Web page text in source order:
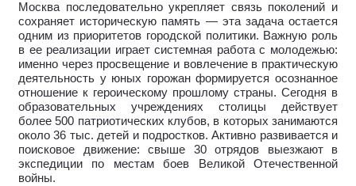
Москва последовательно укрепляет связь поколений и
сохраняет историческую память — эта задача остается
одним из приоритетов городской политики. Важную роль
в ее реализации играет системная работа с молодежью:
именно через просвещение и вовлечение в практическую
деятельность у юных горожан формируется осознанное
отношение к героическому прошлому страны. Сегодня в
образовательных учреждениях столицы действует
более 500 патриотических клубов, в которых занимаются
около 36 тыс. детей и подростков. Активно развивается и
поисковое движение: свыше 30 отрядов выезжают в
экспедиции по местам боев Великой Отечественной
войны.